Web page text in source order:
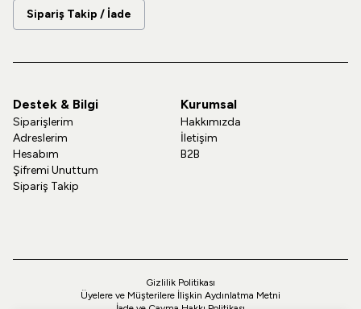
Sipariş Takip / İade
Destek & Bilgi
Siparişlerim
Adreslerim
Hesabım
Şifremi Unuttum
Sipariş Takip
Kurumsal
Hakkımızda
İletişim
B2B
Gizlilik Politikası
Üyelere ve Müşterilere İlişkin Aydınlatma Metni